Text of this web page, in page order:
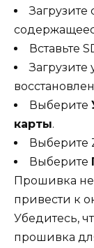
Вставьте
Выберите
карты.
Выберите
Выберите
Прошивка
привести к
Убедитесь,
прошивка